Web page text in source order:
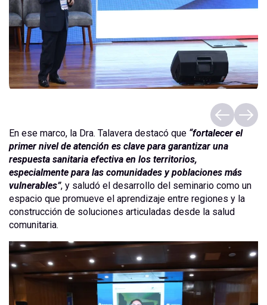
En ese marco, la Dra. Talavera destacó que “fortalecer el
primer nivel de atención es clave para garantizar una
respuesta sanitaria efectiva en los territorios,
especialmente para las comunidades y poblaciones más
vulnerables”, y saludó el desarrollo del seminario como un
espacio que promueve el aprendizaje entre regiones y la
construcción de soluciones articuladas desde la salud
comunitaria.